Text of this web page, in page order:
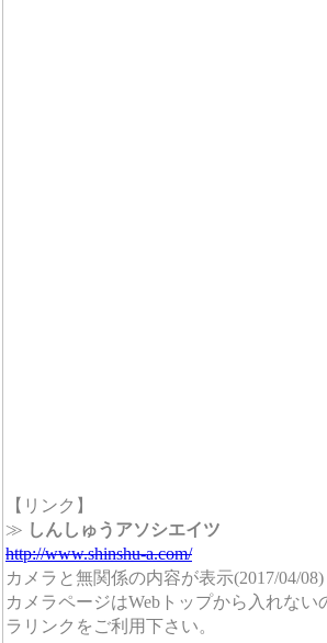
【リンク】
≫ しんしゅうアソシエイツ
http://www.shinshu-a.com/
カメラと無関係の内容が表示(2017/04/08)
カメラページはWebトップから入れない
ラリンクをご利用下さい。